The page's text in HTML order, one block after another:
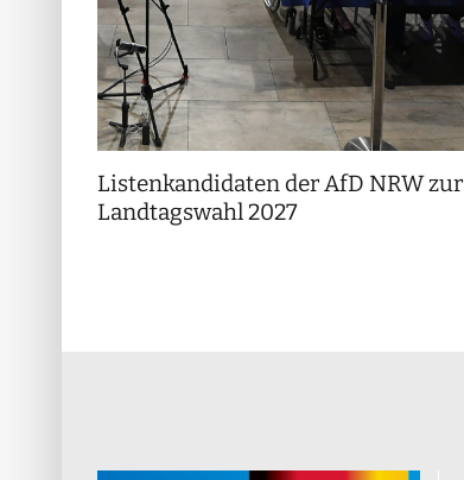
Listenkandidaten der AfD NRW zur
Landtagswahl 2027